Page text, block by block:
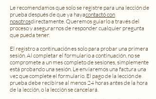
Le recomendamos que solo se registre para una lección de
prueba después de que ya hayacontactó con
nosotrosdirectamente. Queremos guiarlo a través del
proceso y asegurarnos de responder cualquier pregunta
que pueda tener.
El registro a continuación es solo para probar una primera
sesión. Al completar el formulario a continuación, no se
compromete a un mes completo de sesiones, simplemente
está probando una sesión. Le enviaremos una factura una
vez que complete el formulario. El pago de la lección de
prueba debe recibirse al menos 24 horas antes de la hora
de la lección, o la lección se cancelará.